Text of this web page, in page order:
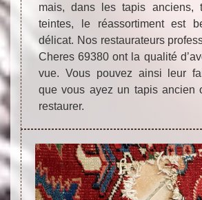
mais, dans les tapis anciens,
teintes, le réassortiment est
délicat. Nos restaurateurs
Cheres 69380 ont la qualité
vue. Vous pouvez ainsi leur
que vous ayez un tapis ancien
restaurer.